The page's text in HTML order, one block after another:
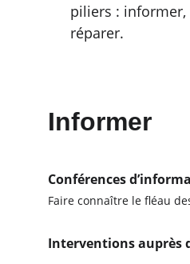
piliers :
réparer.
Informer
Conférences
Faire connaître le fléau
Interventions auprès